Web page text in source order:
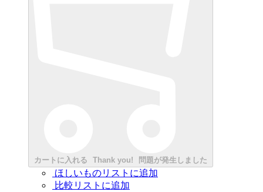
カートに入れる Thank you! 問題が発生しました
ほしいものリストに追加
比較リストに追加